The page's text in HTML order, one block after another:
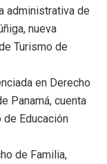
administrativa de
nueva
Turismo de
en Derecho
Panamá, cuenta
Educación
de Familia,